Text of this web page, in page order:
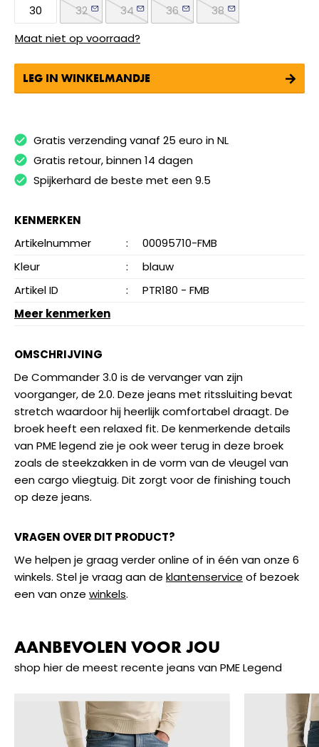
30
32 34 36
38
Maat niet op voorraad?
LEG IN WINKELMANDJE
Gratis verzending vanaf 25 euro in NL
Gratis retour, binnen 14 dagen
Spijkerhard de beste met een 9.5
KENMERKEN
Artikelnummer
:
00095710-FMB
Kleur
:
blauw
Artikel ID
:
PTR180 - FMB
Meer kenmerken
OMSCHRIJVING
De Commander 3.0 is de vervanger van zijn
voorganger, de 2.0. Deze jeans met ritssluiting bevat
stretch waardoor hij heerlijk comfortabel draagt. De
broek heeft een relaxed fit. De kenmerkende details
van PME legend zie je ook weer terug in deze broek
zoals de steekzakken in de vorm van de vleugel van
een cargo vliegtuig. Dit zorgt voor de finishing touch
op deze jeans.
VRAGEN OVER DIT PRODUCT?
We helpen je graag verder online of in één van onze 6
winkels. Stel je vraag aan de klantenservice of bezoek
een van onze winkels.
AANBEVOLEN VOOR JOU
shop hier de meest recente jeans van PME Legend